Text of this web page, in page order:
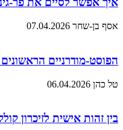
אסף בן-שחר 07.04.2026
הפוסט-מודרניים
טל כהן 06.04.2026
בין זהות אישית לזיכרון